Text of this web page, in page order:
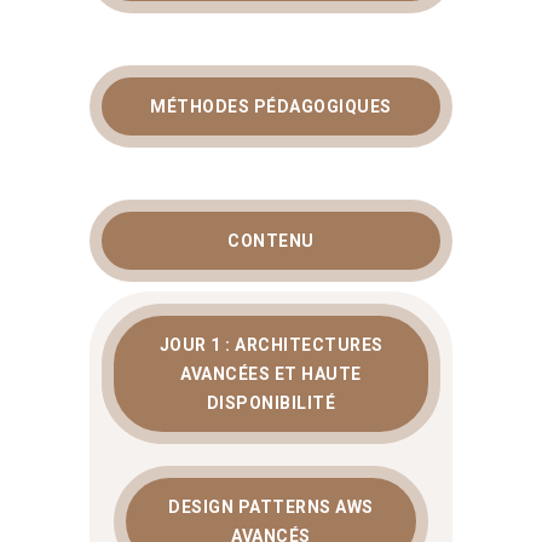
résilientes et évolutives ? Bienvenue
dans notre formation architecture
AWS avancée. Ce cursus intensif de
pour les architectes, administrateurs et
ingénieurs DevOps souhaitant exploiter
pleinement les capacités avancées
d’Amazon Web Services. Vous
apprendrez à structurer des réseaux
complexes, automatiser vos
déploiements et optimiser durablement
vos coûts. Pour découvrir l’ensemble
de notre catalogue, visitez notre page
ailleurs, pour approfondir la
documentation technique, consultez
MÉTHODES PÉDAGOGIQUES
CONTENU
JOUR 1 : ARCHITECTURES
AVANCÉES ET HAUTE
DISPONIBILITÉ
DESIGN PATTERNS AWS
AVANCÉS